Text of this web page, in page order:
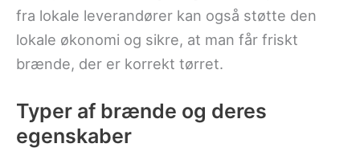
fra lokale leverandører kan også støtte den
lokale økonomi og sikre, at man får friskt
brænde, der er korrekt tørret.
Typer af brænde og deres
egenskaber